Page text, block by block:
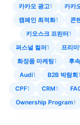
카카오 광고1 카카
캠페인 최적화1 콘
키오스크 프린터1
퍼스널 컬러1 프리
화장품 마케팅1 후
Audi1 B2B 박람회1
CPF1 CRM1
Ownership Program1